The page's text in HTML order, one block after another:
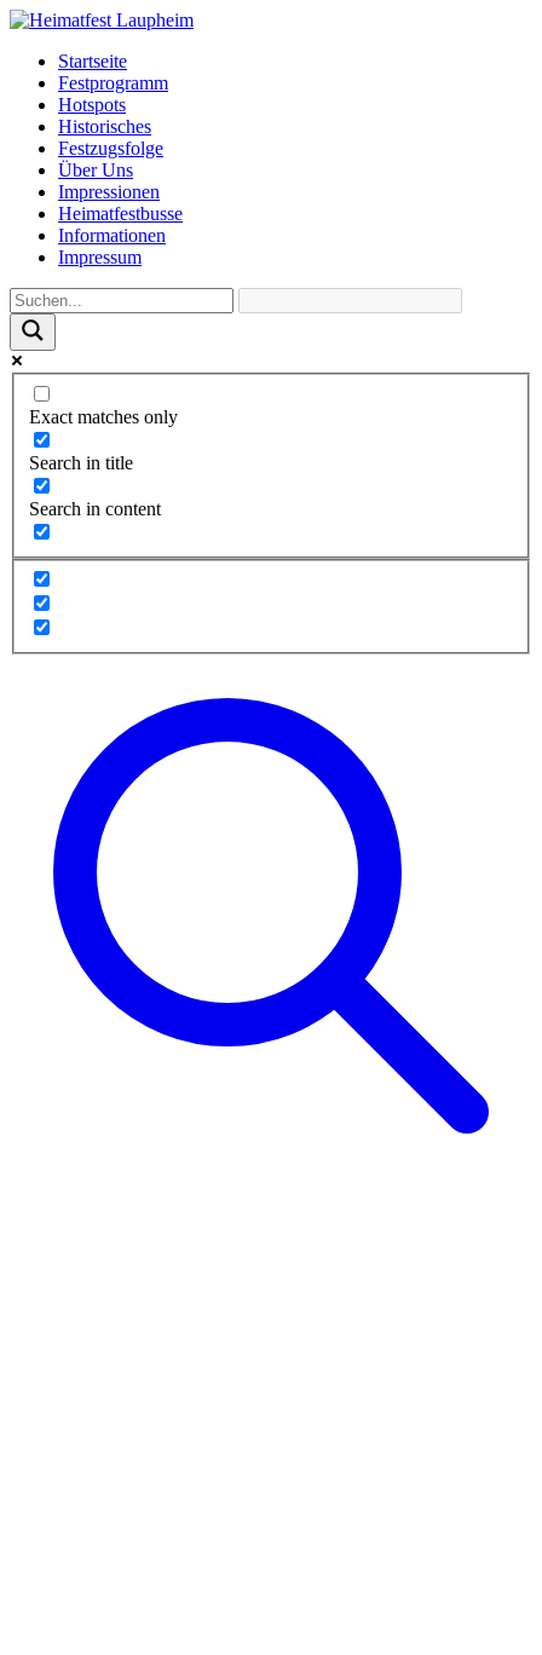
Startseite
Festprogramm
Hotspots
Historisches
Festzugsfolge
Über Uns
Impressionen
Heimatfestbusse
Informationen
Impressum
Exact matches only
Search in title
Search in content